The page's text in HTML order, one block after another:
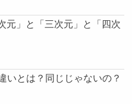
元」と「三次元」と「四次
いとは？同じじゃないの？